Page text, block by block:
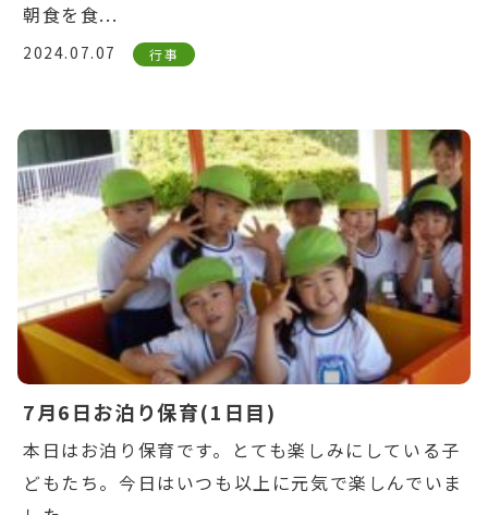
朝食を食...
2024.07.07 行事
Warning: Undefined variable $post_id in
/home/ikuyoukai/ikuyoukai.jp/public_html/
content/themes/aoba/lib/include/news-
box.phpon line7
7月6日お泊り保育(1日目)
本日はお泊り保育です。とても楽しみにしている子
どもたち。今日はいつも以上に元気で楽しんでいま